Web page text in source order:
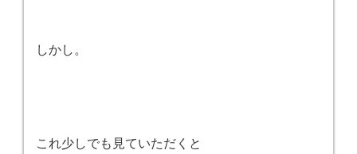
しかし。
これ少しでも見ていただくと